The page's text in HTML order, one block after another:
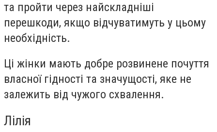
та пройти через найскладніші
перешкоди, якщо відчуватимуть у цьому
необхідність.
Ці жінки мають добре розвинене почуття
власної гідності та значущості, яке не
залежить від чужого схвалення.
Лілія